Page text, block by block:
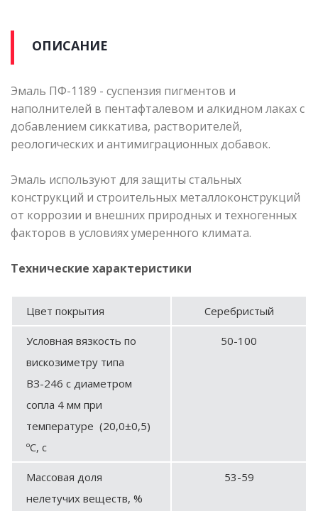
ОПИСАНИЕ
Эмаль ПФ-1189 - суспензия пигментов и
наполнителей в пентафталевом и алкидном лаках с
добавлением сиккатива, растворителей,
реологических и антимиграционных добавок.
Эмаль используют для защиты стальных
конструкций и строительных металлоконструкций
от коррозии и внешних природных и техногенных
факторов в условиях умеренного климата.
Технические характеристики
Цвет покрытия Серебристый
Условная вязкость по
вискозиметру типа
ВЗ-246 с диаметром
сопла 4 мм при
температуре (20,0±0,5)
ºС, с
50-100
Массовая доля
нелетучих веществ, %
53-59